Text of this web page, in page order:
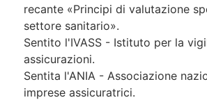
recante «Principi di valutazione
settore sanitario».
Sentito l'IVASS - Istituto per la
assicurazioni.
Sentita l'ANIA - Associazione
imprese assicuratrici.